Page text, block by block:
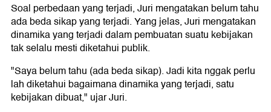
Soal perbedaan yang terjadi, Juri mengatakan belum tahu
ada beda sikap yang terjadi. Yang jelas, Juri mengatakan
dinamika yang terjadi dalam pembuatan suatu kebijakan
tak selalu mesti diketahui publik.
"Saya belum tahu (ada beda sikap). Jadi kita nggak perlu
lah diketahui bagaimana dinamika yang terjadi, satu
kebijakan dibuat," ujar Juri.